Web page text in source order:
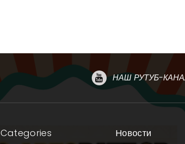
НАШ РУТУБ-
Categories Новости